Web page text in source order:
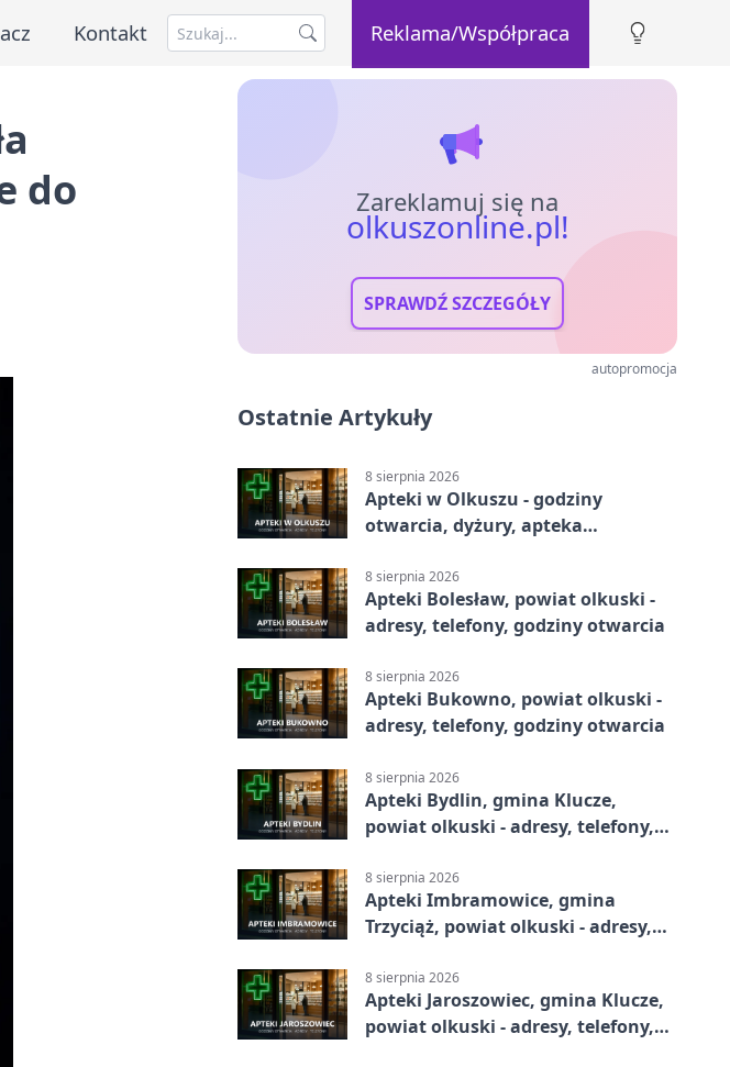
Kontakt Reklama/Współpraca
do
Zareklamuj się na
olkuszonline.pl!
SPRAWDŹ SZCZEGÓŁY
autopromocja
Ostatnie Artykuły
8 sierpnia 2026
Apteki w Olkuszu - godziny
otwarcia, dyżury, apteka
8 sierpnia 2026
Apteki Bolesław, powiat olkuski -
adresy, telefony, godziny otwarcia
8 sierpnia 2026
Apteki Bukowno, powiat olkuski -
adresy, telefony, godziny otwarcia
8 sierpnia 2026
Apteki Bydlin, gmina Klucze,
powiat olkuski - adresy, telefony,
8 sierpnia 2026
Apteki Imbramowice, gmina
Trzyciąż, powiat olkuski - adresy,
8 sierpnia 2026
Apteki Jaroszowiec, gmina Klucze,
powiat olkuski - adresy, telefony,